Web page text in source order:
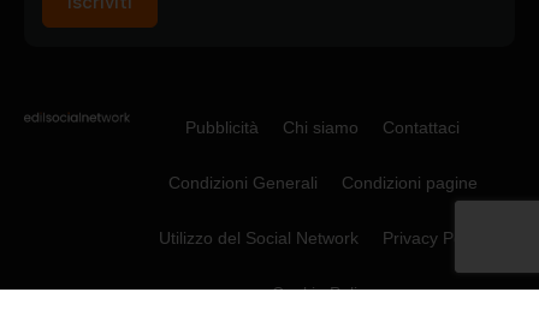
Pubblicità Chi siamo Contattaci
Condizioni Generali Condizioni pagine
Utilizzo del Social Network Privacy Policy
Cookie Policy